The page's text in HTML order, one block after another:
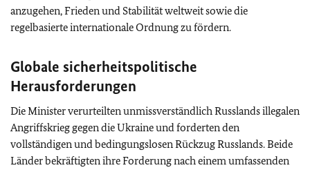
anzugehen, Frieden und Stabilität weltweit sowie die
regelbasierte internationale Ordnung zu fördern.
Globale sicherheitspolitische
Herausforderungen
Die Minister verurteilten unmissverständlich Russlands illegalen
Angriffskrieg gegen die Ukraine und forderten den
vollständigen und bedingungslosen Rückzug Russlands. Beide
Länder bekräftigten ihre Forderung nach einem umfassenden